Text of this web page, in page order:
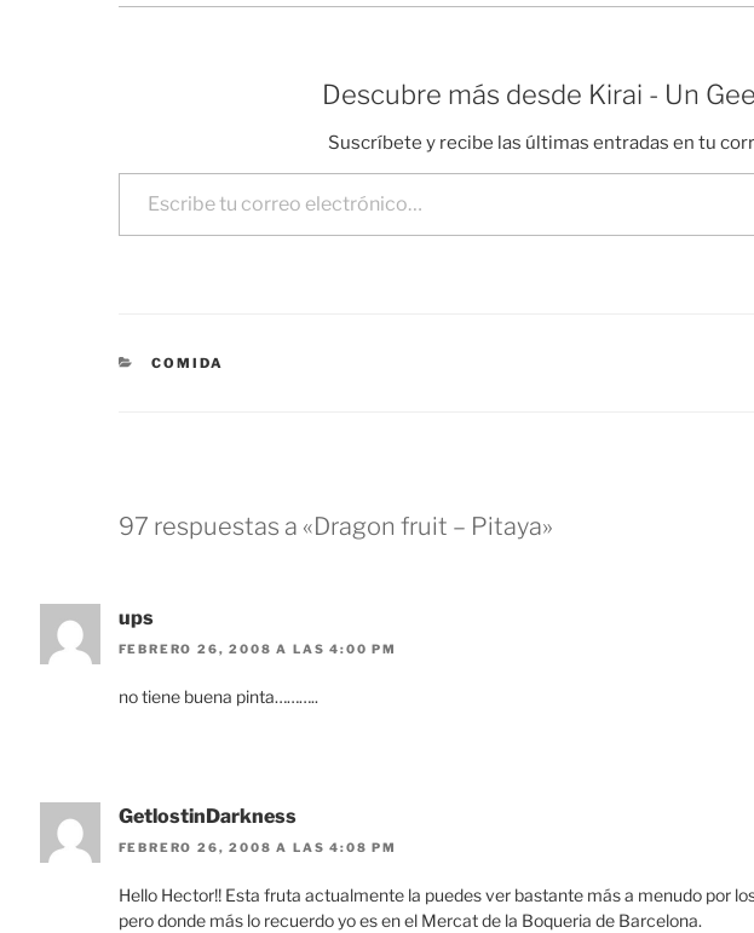
Descubre más desde Kirai - Un
Suscríbete y recibe las últimas entradas en tu
Escribe tu correo electrónico…
CATEGORÍAS
COMIDA
97 respuestas a «Dragon fruit – Pitaya»
ups
FEBRERO 26, 2008 A LAS 4:00 PM
no tiene buena pinta………..
GetlostinDarkness
FEBRERO 26, 2008 A LAS 4:08 PM
Hello Hector!! Esta fruta actualmente la puedes ver bastante más a menudo por
pero donde más lo recuerdo yo es en el Mercat de la Boqueria de Barcelona.